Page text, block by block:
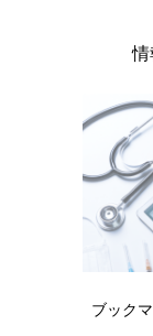
領域情報 血
免疫療法に
ジメントに
情
ブック